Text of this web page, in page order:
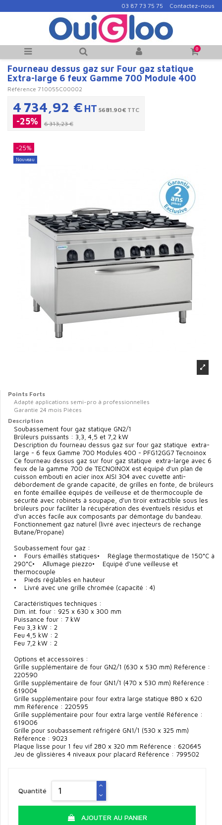
03 87 73 75 75 Contactez-nous
0
Fourneau dessus gaz sur Four gaz statique
Extra-large 6 feux Gamme 700 Module 400
Référence 710055C00002
4 734,92 € HT 5681.90€ TTC
-25% 6 313,23 €
-25%
Nouveau
Points Forts
Adapté applications semi-pro à professionnelles
Garantie 24 mois Pièces
Description
Soubassement four gaz statique GN2/1
Brûleurs puissants : 3,3, 4,5 et 7,2 kW
Description du fourneau dessus gaz sur four gaz statique extra-
large - 6 feux Gamme 700 Modules 400 - PFG12GG7 Tecnoinox
Ce fourneau dessus gaz sur four gaz statique extra-large avec 6
feux de la gamme 700 de TECNOINOX est équipé d'un plan de
cuisson embouti en acier inox AISI 304 avec cuvette anti-
débordement de grande capacité, de grilles en fonte, de brûleurs
en fonte émaillée équipés de veilleuse et de thermocouple de
sécurité avec robinets à soupape, d'un tiroir extractible sous les
brûleurs pour faciliter la récupération des éventuels résidus et
d'un accès facile aux composants par démontage du bandeau.
Fonctionnement gaz naturel (livré avec injecteurs de rechange
Butane/Propane)
Soubassement four gaz :
• Fours émaillés statiques• Réglage thermostatique de 150°C à
290°C• Allumage piezzo• Equipé d’une veilleuse et
thermocouple
• Pieds réglables en hauteur
• Livré avec une grille chromée (capacité : 4)
Caractéristiques techniques :
Dim. int. four : 925 x 630 x 300 mm
Puissance four : 7 kW
Feu 3,3 kW : 2
Feu 4,5 kW : 2
Feu 7,2 kW : 2
Options et accessoires :
Grille supplémentaire de four GN2/1 (630 x 530 mm) Référence :
220590
Grille supplémentaire de four GN1/1 (470 x 530 mm) Référence :
619004
Grille supplémentaire pour four extra large statique 880 x 620
mm Référence : 220595
Grille supplémentaire pour four extra large ventilé Référence :
619006
Grille pour soubassement réfrigéré GN1/1 (530 x 325 mm)
Référence : 9023
Plaque lisse pour 1 feu vif 280 x 320 mm Référence : 620645
Jeu de glissières 4 niveaux pour placard Référence : 799502
Quantité
AJOUTER AU PANIER